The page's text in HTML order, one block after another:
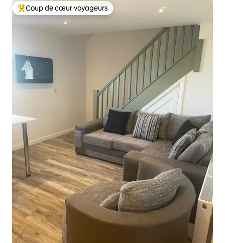
Coups de cœur voyageurs les plus appréciés
Coup de cœur voyageurs